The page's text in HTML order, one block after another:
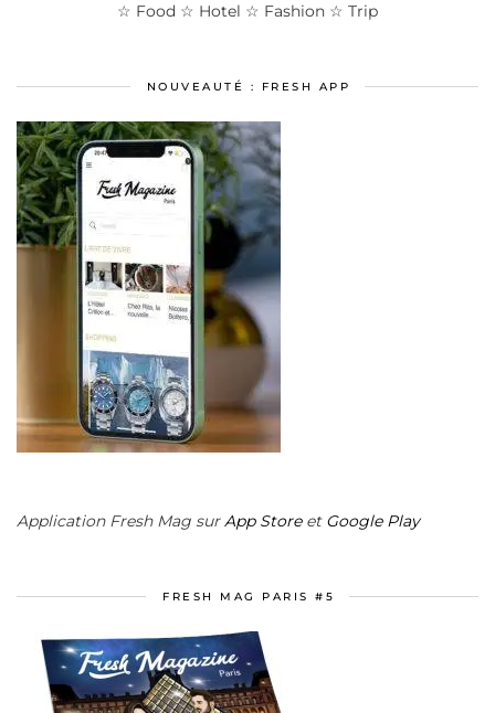
☆ Food ☆ Hotel ☆ Fashion ☆ Trip
NOUVEAUTÉ : FRESH APP
Application Fresh Mag surApp Storeet Google Play
FRESH MAG PARIS #5